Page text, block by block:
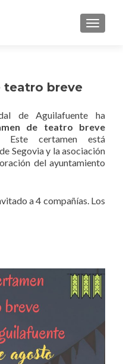
teatro breve
de Aguilafuente ha
de teatro breve
Este certamen está
Segovia y la asociación
del ayuntamiento
a 4 compañías. Los